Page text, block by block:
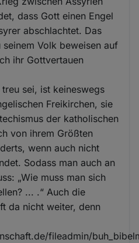
dass Gott einen Engel
abschlachtet. Das
Volk beweisen auf
ihr Gottvertauen
sei, ist keineswegs
Freikirchen, sie
der katholischen
von ihrem Größten
wenn auch nicht
Sodass man auch an
„Wie muss man sich
... .“ Auch die
da nicht weiter, denn
fileadmin/